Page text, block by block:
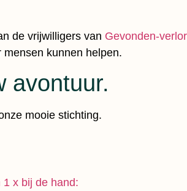
de vrijwilligers van Gevonden-
kunnen helpen.
avontuur.
mooie stichting.
x bij de hand: